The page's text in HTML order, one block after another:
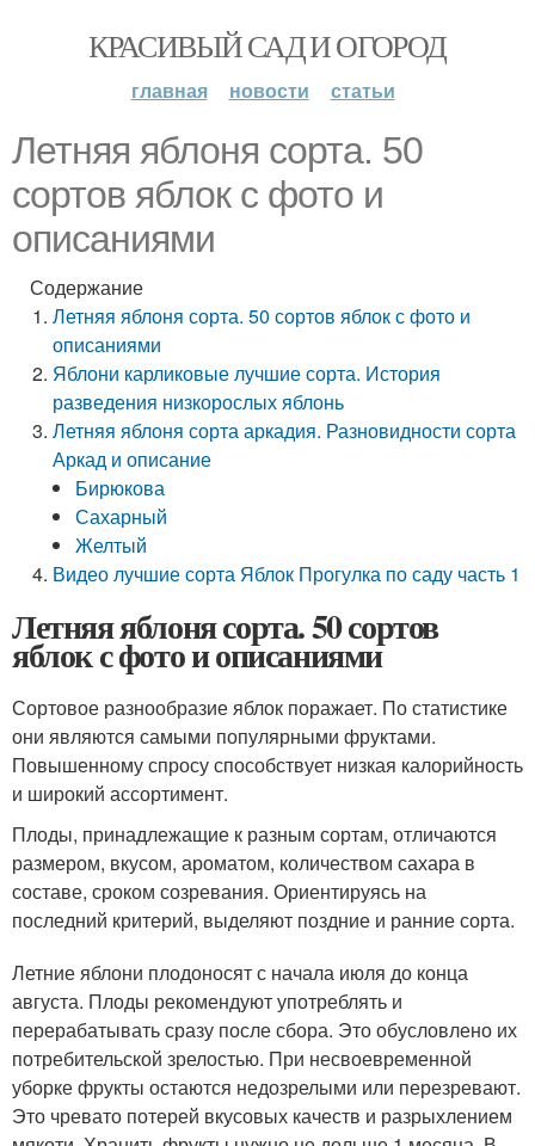
КРАСИВЫЙ САД И ОГОРОД
главная новости статьи
Летняя яблоня сорта. 50
сортов яблок с фото и
описаниями
Содержание
Летняя яблоня сорта. 50 сортов яблок с фото и
описаниями
Яблони карликовые лучшие сорта. История
разведения низкорослых яблонь
Летняя яблоня сорта аркадия. Разновидности сорта
Аркад и описание
Бирюкова
Сахарный
Желтый
Видео лучшие сорта Яблок Прогулка по саду часть 1
Летняя яблоня сорта. 50 сортов
яблок с фото и описаниями
Сортовое разнообразие яблок поражает. По статистике
они являются самыми популярными фруктами.
Повышенному спросу способствует низкая калорийность
и широкий ассортимент.
Плоды, принадлежащие к разным сортам, отличаются
размером, вкусом, ароматом, количеством сахара в
составе, сроком созревания. Ориентируясь на
последний критерий, выделяют поздние и ранние сорта.
Летние яблони плодоносят с начала июля до конца
августа. Плоды рекомендуют употреблять и
перерабатывать сразу после сбора. Это обусловлено их
потребительской зрелостью. При несвоевременной
уборке фрукты остаются недозрелыми или перезревают.
Это чревато потерей вкусовых качеств и разрыхлением